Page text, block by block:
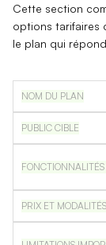
Cette section
options tarifaires
le plan qui